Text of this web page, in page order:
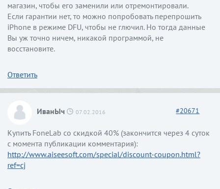
магазин, чтобы его заменили или отремонтировали.
Если гарантии нет, то можно попробовать перепрошить
iPhone в режиме DFU, чтобы не глючил. Но тогда данные
Вы уж точно ничем, никакой программой, не
восстановите.
Ответить
ИванЫч 07.02.2016 #20671
Купить FoneLab со скидкой 40% (закончится через 4 суток
с момента публикации комментария):
http://www.aiseesoft.com/special/discount-coupon.html?
ref=cj